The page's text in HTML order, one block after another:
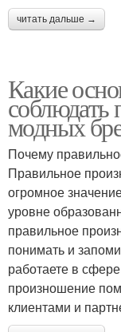
читать дальше →
Какие
модных
Почему
Правильное
огромное
уровне
правильное
понимать и
работаете в
произношение
клиентами и